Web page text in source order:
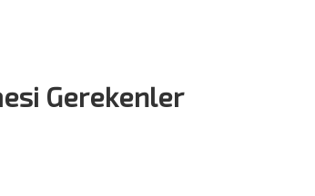
Gerekenler